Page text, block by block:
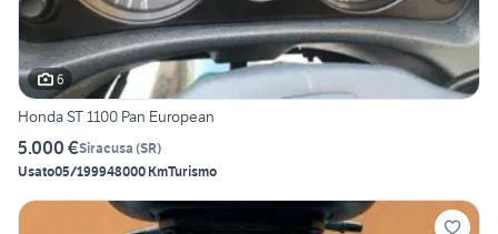
6
Honda ST 1100 Pan European
5.000 €Siracusa (SR)
Usato05/199948000 KmTurismo